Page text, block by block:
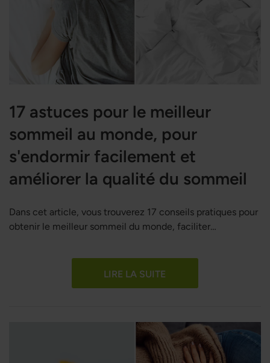
17 astuces pour le meilleur
sommeil au monde, pour
s'endormir facilement et
améliorer la qualité du sommeil
Dans cet article, vous trouverez 17 conseils pratiques pour
obtenir le meilleur sommeil du monde, faciliter
LIRE LA SUITE